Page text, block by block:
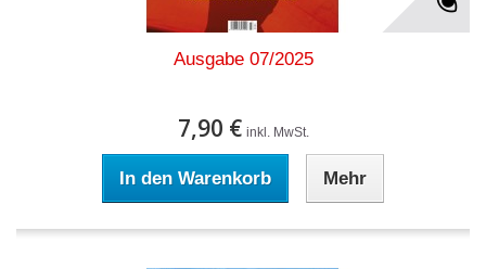
Ausgabe 07/2025
7,90 € inkl. MwSt.
In den Warenkorb Mehr